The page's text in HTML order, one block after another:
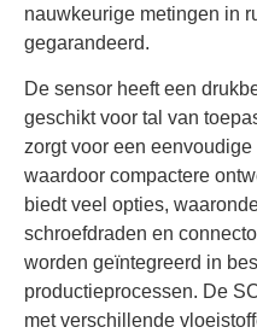
nauwkeurige metingen in
gegarandeerd.
De sensor heeft een
geschikt voor tal van
zorgt voor een
waardoor compactere
biedt veel opties,
schroefdraden en
worden geïntegreerd in
productieprocessen. De
met verschillende